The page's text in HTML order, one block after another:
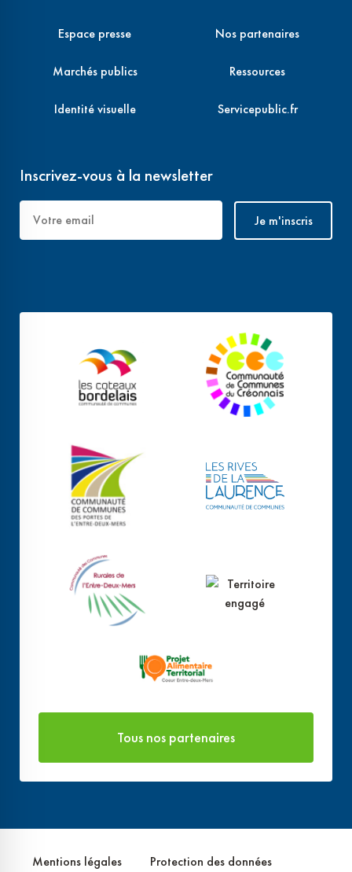
Espace presse
Marchés publics
Identité visuelle
Nos partenaires
Ressources
Servicepublic.fr
Inscrivez-vous à la newsletter
Tous nos partenaires
Mentions légales Protection des données